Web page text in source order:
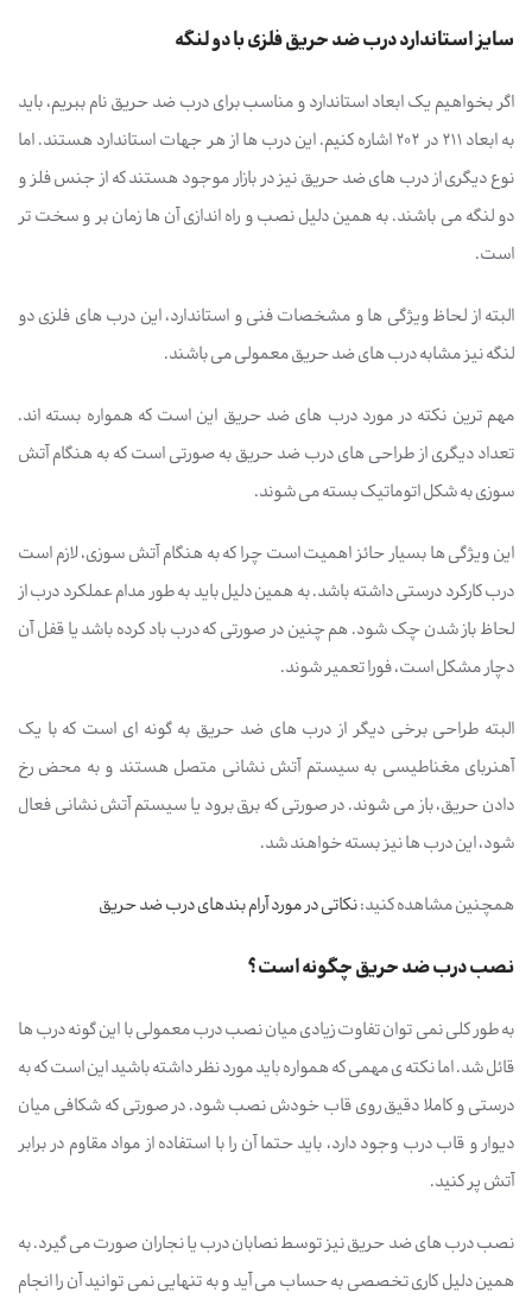
سایز استاندارد درب ضد حریق فلزی با دو لنگه
اگر بخواهیم یک ابعاد استاندارد و مناسب برای درب ضد حریق نام ببریم، باید
به ابعاد 211 در 202 اشاره کنیم. این درب ها از هر جهات استاندارد هستند. اما
نوع دیگری از درب های ضد حریق نیز در بازار موجود هستند که از جنس فلز و
دو لنگه می باشند. به همین دلیل نصب و راه اندازی آن ها زمان بر و سخت تر
است.
البته از لحاظ ویژگی ها و مشخصات فنی و استاندارد، این درب های فلزی دو
لنگه نیز مشابه درب های ضد حریق معمولی می باشند.
مهم ترین نکته در مورد درب های ضد حریق این است که همواره بسته اند.
تعداد دیگری از طراحی های درب ضد حریق به صورتی است که به هنگام آتش
سوزی به شکل اتوماتیک بسته می شوند.
این ویژگی ها بسیار حائز اهمیت است چرا که به هنگام آتش سوزی، لازم است
درب کارکرد درستی داشته باشد. به همین دلیل باید به طور مدام عملکرد درب از
لحاظ باز شدن چک شود. هم چنین در صورتی که درب باد کرده باشد یا قفل آن
دچار مشکل است، فورا تعمیر شوند.
البته طراحی برخی دیگر از درب های ضد حریق به گونه ای است که با یک
آهنربای مغناطیسی به سیستم آتش نشانی متصل هستند و به محض رخ
دادن حریق، باز می شوند. در صورتی که برق برود یا سیستم آتش نشانی فعال
شود، این درب ها نیز بسته خواهند شد.
همچنین مشاهده کنید:نکاتی در مورد آرام بندهای درب ضد حریق
نصب درب ضد حریق چگونه است؟
به طور کلی نمی توان تفاوت زیادی میان نصب درب معمولی با این گونه درب ها
قائل شد. اما نکته ی مهمی که همواره باید مورد نظر داشته باشید این است که به
درستی و کاملا دقیق روی قاب خودش نصب شود. در صورتی که شکافی میان
دیوار و قاب درب وجود دارد، باید حتما آن را با استفاده از مواد مقاوم در برابر
آتش پر کنید.
نصب درب های ضد حریق نیز توسط نصابان درب یا نجاران صورت می گیرد. به
همین دلیل کاری تخصصی به حساب می آید و به تنهایی نمی توانید آن را انجام